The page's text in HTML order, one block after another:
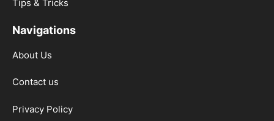
Tips & Tricks
Navigations
About Us
Contact us
Privacy Policy